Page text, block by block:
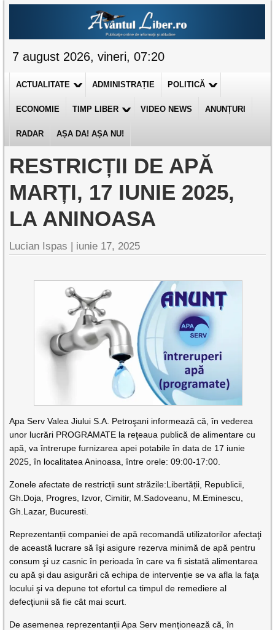
7 august 2026, vineri, 07:20
ACTUALITATE ADMINISTRAȚIE POLITICĂ
ECONOMIE TIMP LIBER VIDEO NEWS ANUNȚURI
RADAR AȘA DA! AȘA NU!
RESTRICȚII DE APĂ
MARȚI, 17 IUNIE 2025,
LA ANINOASA
Lucian Ispas | iunie 17, 2025
Apa Serv Valea Jiului S.A. Petroşani informează că, în vederea
unor lucrări PROGRAMATE la reţeaua publică de alimentare cu
apă, va întrerupe furnizarea apei potabile în data de 17 iunie
2025, în localitatea Aninoasa, între orele: 09:00-17:00.
Zonele afectate de restricții sunt străzile:Libertății, Republicii,
Gh.Doja, Progres, Izvor, Cimitir, M.Sadoveanu, M.Eminescu,
Gh.Lazar, Bucuresti.
Reprezentanții companiei de apă recomandă utilizatorilor afectaţi
de această lucrare să îşi asigure rezerva minimă de apă pentru
consum şi uz casnic în perioada în care va fi sistată alimentarea
cu apă și dau asigurări că echipa de intervenție se va afla la faţa
locului şi va depune tot efortul ca timpul de remediere al
defecţiunii să fie cât mai scurt.
De asemenea reprezentanții Apa Serv menționează că, în